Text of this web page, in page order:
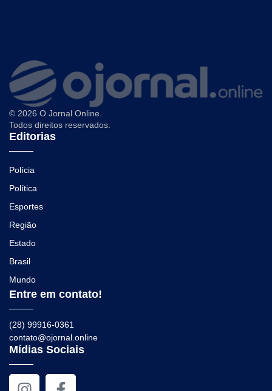
© 2026 O Jornal Online.
Todos direitos reservados.
Editorias
Polícia
Política
Esportes
Região
Estado
Brasil
Mundo
Entre em contato!
(28) 99916-0361
contato@ojornal.online
Mídias Sociais